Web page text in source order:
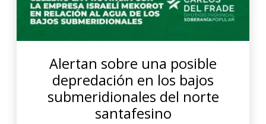
Alertan sobre una posible
depredación en los bajos
submeridionales del norte
santafesino